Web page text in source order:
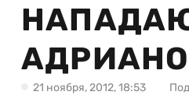
АДРИАНО
21 ноября, 2012, 18:53